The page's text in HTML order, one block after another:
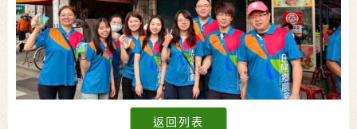
返回列表